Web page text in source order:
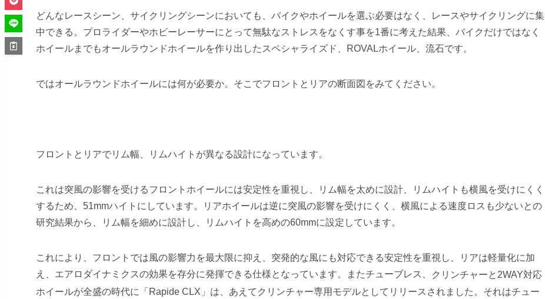
どんなレースシーン、サイクリングシーンにおいても、バイクやホイールを選ぶ必要はなく、レースやサイクリングに集
中できる。プロライダーやホビーレーサーにとって無駄なストレスをなくす事を1番に考えた結果、バイクだけではなく
ホイールまでもオールラウンドホイールを作り出したスペシャライズド、ROVALホイール、流石です。
ではオールラウンドホイールには何が必要か。そこでフロントとリアの断面図をみてください。
フロントとリアでリム幅、リムハイトが異なる設計になっています。
これは突風の影響を受けるフロントホイールには安定性を重視し、リム幅を太めに設計、リムハイトも横風を受けにくく
するため、51mmハイトにしています。リアホイールは逆に突風の影響を受けにくく、横風による速度ロスも少ないとの
研究結果から、リム幅を細めに設計し、リムハイトを高めの60mmに設定しています。
これにより、フロントでは風の影響力を最大限に抑え、突発的な風にも対応できる安定性を重視し、リアは軽量化に加
え、エアロダイナミクスの効果を存分に発揮できる仕様となっています。またチューブレス、 クリンチャーと2WAY対応
ホイールが全盛の時代に
「Rapide CLX」は、あえてクリンチャー専用モデルとしてリリースされました。それはチュー